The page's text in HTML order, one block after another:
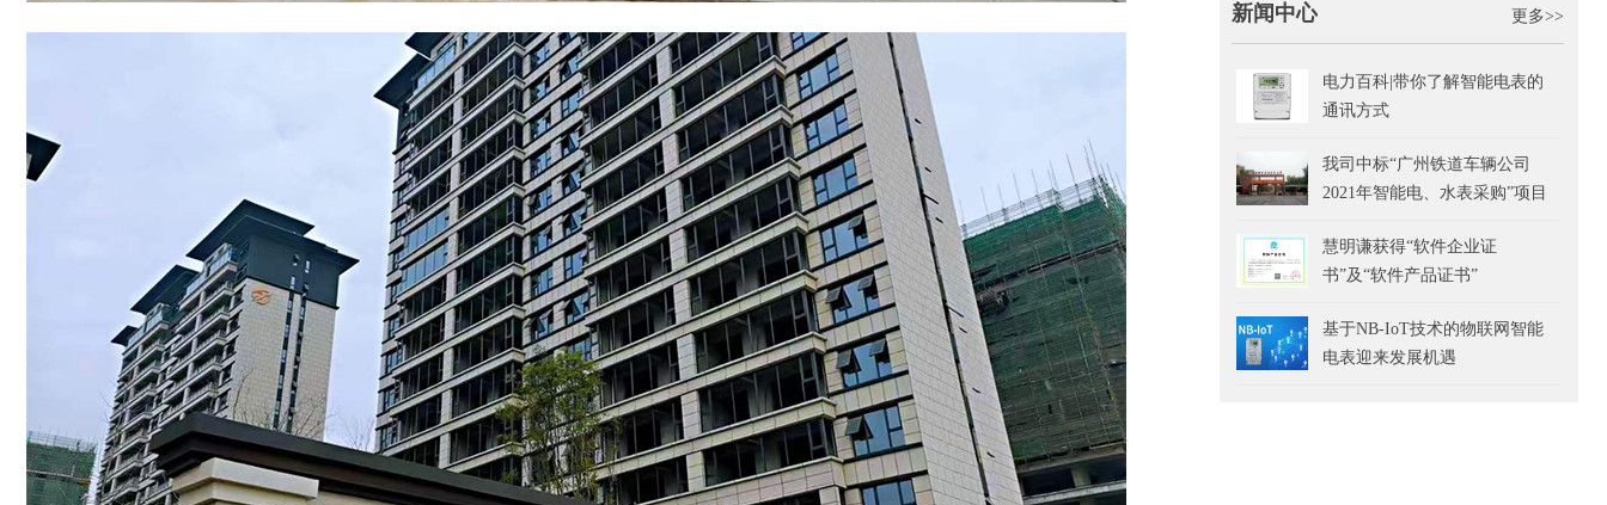
新闻中心 更多>>
电力百科|带你了解智能电表的
通讯方式
我司中标“广州铁道车辆公司
2021年智能电、水表采购”项目
慧明谦获得“软件企业证
书”及“软件产品证书”
基于NB-IoT技术的物联网智能
电表迎来发展机遇